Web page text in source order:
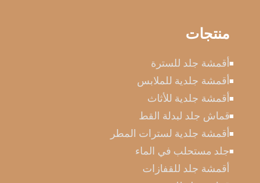
منتجات
أقمشة جلد للسترة
أقمشة جلدية للملابس
أقمشة جلدية للأثاث
قماش جلد لبدلة القط
أقمشة جلدية لسترات المطر
جلد مستحلب في الماء
أقمشة جلد للقفازات